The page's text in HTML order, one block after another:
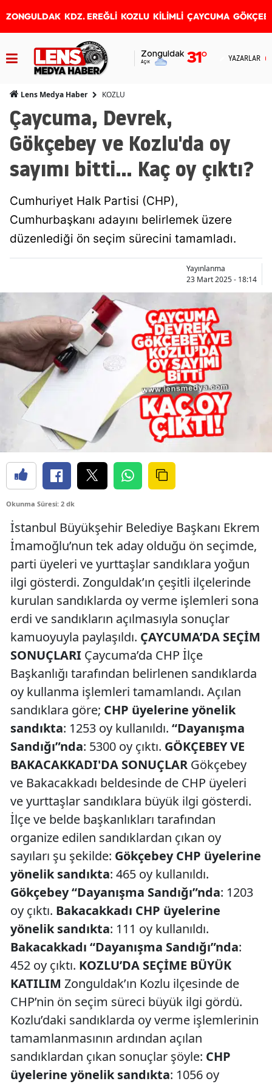
ZONGULDAK KDZ. EREĞLİ KOZLU KİLİMLİ ÇAYCUMA
Zonguldak
Açık 31° YAZARLAR
Lens Medya Haber KOZLU
Çaycuma, Devrek,
Gökçebey ve Kozlu'da oy
sayımı bitti... Kaç oy çıktı?
Cumhuriyet Halk Partisi (CHP),
Cumhurbaşkanı adayını belirlemek üzere
düzenlediği ön seçim sürecini tamamladı.
Yayınlanma
23 Mart 2025 - 18:14
Okunma Süresi: 2 dk
İstanbul Büyükşehir Belediye Başkanı Ekrem
İmamoğlu’nun tek aday olduğu ön seçimde,
parti üyeleri ve yurttaşlar sandıklara yoğun
ilgi gösterdi. Zonguldak’ın çeşitli ilçelerinde
kurulan sandıklarda oy verme işlemleri sona
erdi ve sandıkların açılmasıyla sonuçlar
kamuoyuyla paylaşıldı. ÇAYCUMA’DA SEÇİM
SONUÇLARI Çaycuma’da CHP İlçe
Başkanlığı tarafından belirlenen sandıklarda
oy kullanma işlemleri tamamlandı. Açılan
sandıklara göre; CHP üyelerine yönelik
sandıkta: 1253 oy kullanıldı. “Dayanışma
Sandığı”nda: 5300 oy çıktı. GÖKÇEBEY VE
BAKACAKKADI'DA SONUÇLAR Gökçebey
ve Bakacakkadı beldesinde de CHP üyeleri
ve yurttaşlar sandıklara büyük ilgi gösterdi.
İlçe ve belde başkanlıkları tarafından
organize edilen sandıklardan çıkan oy
sayıları şu şekilde: Gökçebey CHP üyelerine
yönelik sandıkta: 465 oy kullanıldı.
Gökçebey “Dayanışma Sandığı”nda: 1203
oy çıktı. Bakacakkadı CHP üyelerine
yönelik sandıkta: 111 oy kullanıldı.
Bakacakkadı “Dayanışma Sandığı”nda:
452 oy çıktı. KOZLU’DA SEÇİME BÜYÜK
KATILIM Zonguldak’ın Kozlu ilçesinde de
CHP’nin ön seçim süreci büyük ilgi gördü.
Kozlu’daki sandıklarda oy verme işlemlerinin
tamamlanmasının ardından açılan
sandıklardan çıkan sonuçlar şöyle: CHP
üyelerine yönelik sandıkta: 1056 oy